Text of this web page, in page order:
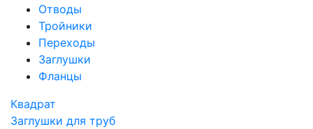
Отводы
Тройники
Переходы
Заглушки
Фланцы
Квадрат
Заглушки для труб